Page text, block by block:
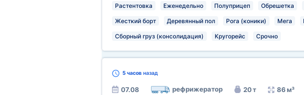
Растентовка Еженедельно Полуприцеп Обрешетка
Жесткий борт Деревянный пол Рога (коники) Мега
Сборный груз (консолидация) Кругорейс Срочно
5 часовназад
07.08 рефрижератор 20 т 86 м³